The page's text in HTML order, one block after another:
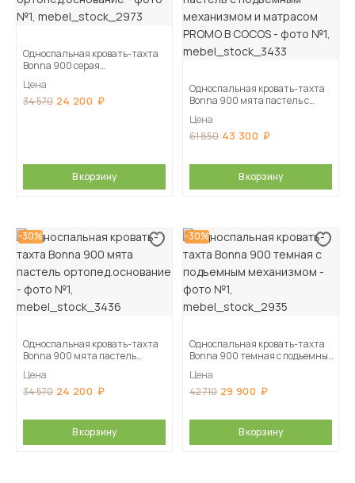
Односпальная кровать-тахта
Bonna 900 серая
Цена
34 570 24 200
В корзину
Односпальная кровать-тахта
Bonna 900 мята пастель с
матрасом PROMO B COCOS
Цена
61 850 43 300
В корзину
-30%
Односпальная кровать-тахта
Bonna 900 мята пастель
Цена
34 570 24 200
В корзину
-30%
Односпальная кровать-тахта
Bonna 900 темная с подъемным
Цена
42 710 29 900
В корзину